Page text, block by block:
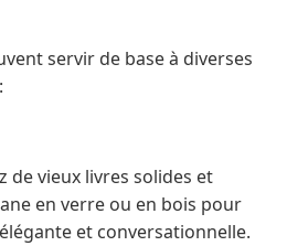
servir de base à diverses
de vieux livres solides et
en verre ou en bois pour
et conversationnelle.